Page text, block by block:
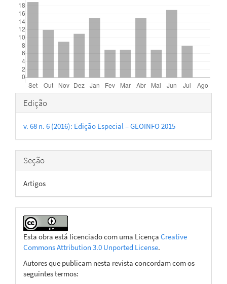
Detalhes
do
artigo
Edição
v. 68 n. 6 (2016): Edição Especial – GEOINFO 2015
Seção
Artigos
Esta obra está licenciado com uma Licença Creative
Commons Attribution 3.0 Unported License.
Autores que publicam nesta revista concordam com os
seguintes termos: